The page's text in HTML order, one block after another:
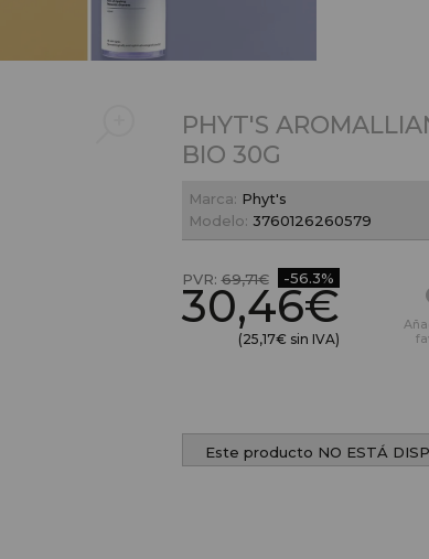
PHYT'S
BIO 30G
Marca: Phyt's
Modelo: 3760126260579
PVR:69,71€ -56.3%
30,46€
(25,17€ sin IVA)
Este producto NO ESTÁ